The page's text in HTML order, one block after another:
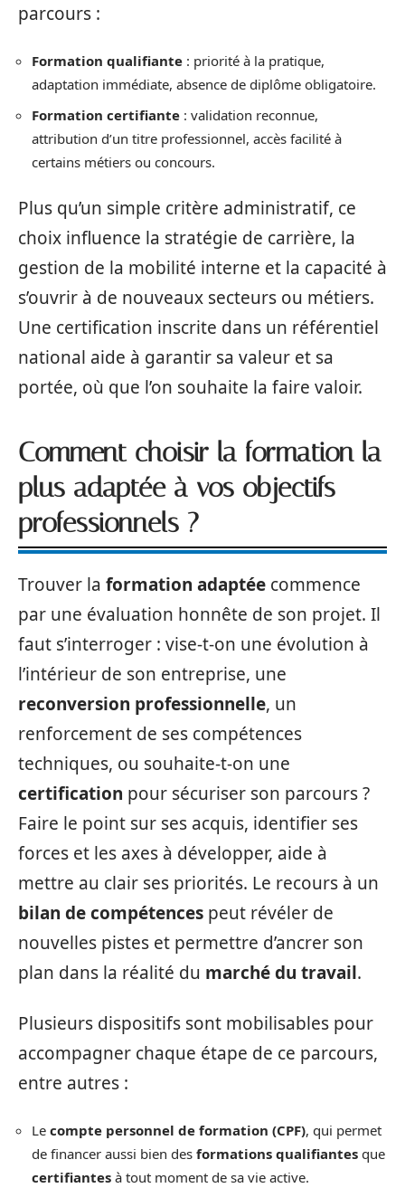
parcours :
Formation qualifiante : priorité à la pratique,
adaptation immédiate, absence de diplôme obligatoire.
Formation certifiante : validation reconnue,
attribution d’un titre professionnel, accès facilité à
certains métiers ou concours.
Plus qu’un simple critère administratif, ce
choix influence la stratégie de carrière, la
gestion de la mobilité interne et la capacité à
s’ouvrir à de nouveaux secteurs ou métiers.
Une certification inscrite dans un référentiel
national aide à garantir sa valeur et sa
portée, où que l’on souhaite la faire valoir.
Comment choisir la formation la
plus adaptée à vos objectifs
professionnels ?
Trouver la formation adaptée commence
par une évaluation honnête de son projet. Il
faut s’interroger : vise-t-on une évolution à
l’intérieur de son entreprise, une
reconversion professionnelle, un
renforcement de ses compétences
techniques, ou souhaite-t-on une
certification pour sécuriser son parcours ?
Faire le point sur ses acquis, identifier ses
forces et les axes à développer, aide à
mettre au clair ses priorités. Le recours à un
bilan de compétences peut révéler de
nouvelles pistes et permettre d’ancrer son
plan dans la réalité du marché du travail.
Plusieurs dispositifs sont mobilisables pour
accompagner chaque étape de ce parcours,
entre autres :
Le compte personnel de formation (CPF), qui permet
de financer aussi bien des formations qualifiantes que
certifiantes à tout moment de sa vie active.